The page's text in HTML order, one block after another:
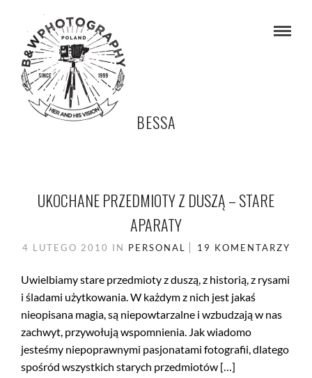
BESSA
UKOCHANE PRZEDMIOTY Z DUSZĄ – STARE
APARATY
4 LUTEGO 2010 IN PERSONAL 19 KOMENTARZY
Uwielbiamy stare przedmioty z duszą, z historią, z rysami
i śladami użytkowania. W każdym z nich jest jakaś
nieopisana magia, są niepowtarzalne i wzbudzają w nas
zachwyt, przywołują wspomnienia. Jak wiadomo
jesteśmy niepoprawnymi pasjonatami fotografii, dlatego
spośród wszystkich starych przedmiotów […]